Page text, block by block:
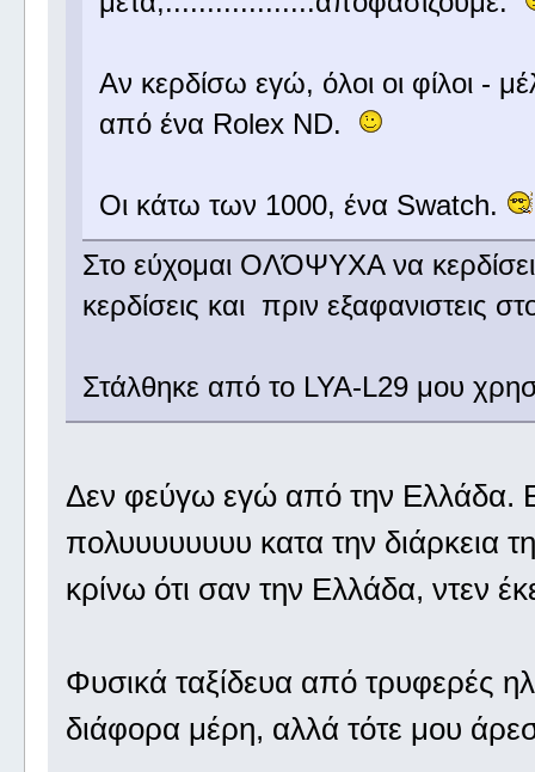
Αν κερδίσω εγώ, όλοι οι φίλοι -
από ένα Rolex ND.
Οι κάτω των 1000, ένα Swatch.
Στο εύχομαι ΟΛΌΨΥΧΑ να
κερδίσεις και πριν εξαφανιστεις
Στάλθηκε από το LYA-L29 μου
Δεν φεύγω εγώ από την Ελλάδα.
πολυυυυυυυυ κατα την διάρκεια
κρίνω ότι σαν την Ελλάδα, ντεν
Φυσικά ταξίδευα από τρυφερές
διάφορα μέρη, αλλά τότε μου